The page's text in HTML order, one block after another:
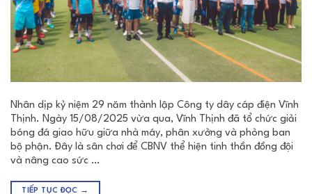
Nhân dịp kỷ niệm 29 năm thành lập Công ty dây cáp điện Vĩnh
Thịnh. Ngày 15/08/2025 vừa qua, Vĩnh Thịnh đã tổ chức giải
bóng đá giao hữu giữa nhà máy, phân xưởng và phòng ban
bộ phận. Đây là sân chơi để CBNV thể hiện tinh thần đồng đội
và nâng cao sức …
TIẾP TỤC ĐỌC →